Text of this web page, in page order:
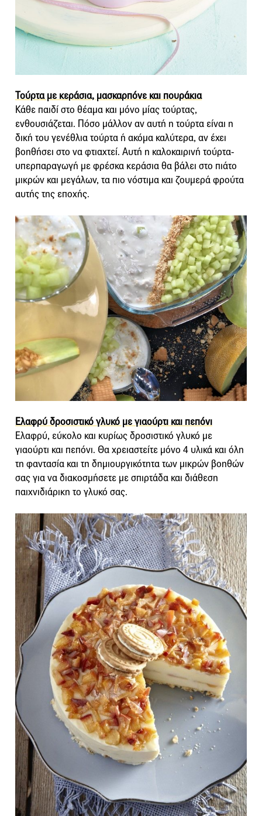
Τούρτα με κεράσια, μασκαρπόνε και πουράκια
Κάθε παιδί στο θέαμα και μόνο μίας τούρτας,
ενθουσιάζεται. Πόσο μάλλον αν αυτή η τούρτα είναι η
δική του γενέθλια τούρτα ή ακόμα καλύτερα, αν έχει
βοηθήσει στο να φτιαχτεί. Αυτή η καλοκαιρινή τούρτα-
υπερπαραγωγή με φρέσκα κεράσια θα βάλει στο πιάτο
μικρών και μεγάλων, τα πιο νόστιμα και ζουμερά φρούτα
αυτής της εποχής.
Ελαφρύ δροσιστικό γλυκό με γιαούρτι και πεπόνι
Ελαφρύ, εύκολο και κυρίως δροσιστικό γλυκό με
γιαούρτι και πεπόνι. Θα χρειαστείτε μόνο 4 υλικά και όλη
τη φαντασία και τη δημιουργικότητα των μικρών βοηθών
σας για να διακοσμήσετε με σπιρτάδα και διάθεση
παιχνιδιάρικη το γλυκό σας.